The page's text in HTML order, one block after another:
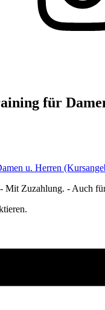
für
u. Herren
Mit Zuzahlung. - Auch